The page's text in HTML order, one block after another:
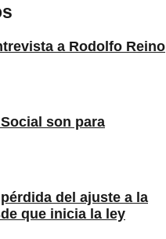
a Rodolfo Reino
son para
del ajuste a la
que inicia la ley